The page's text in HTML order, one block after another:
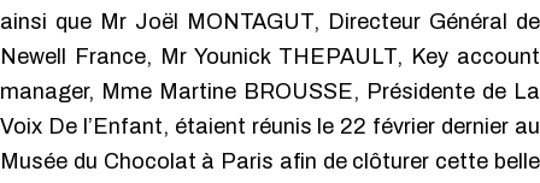
ainsi que Mr Joël MONTAGUT, Directeur Général de
Newell France, Mr Younick THEPAULT, Key account
manager, Mme Martine BROUSSE, Présidente de La
Voix De l’Enfant, étaient réunis le 22 février dernier au
Musée du Chocolat à Paris afin de clôturer cette belle